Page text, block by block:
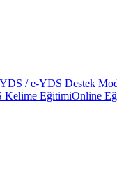
YDS / e-YDS Destek
Kelime EğitimiOnline